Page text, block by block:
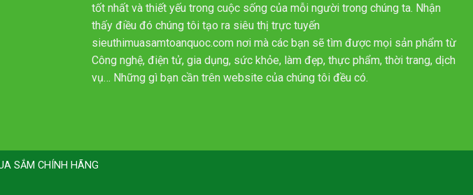
tốt nhất và thiết yếu trong cuộc sống của mỗi người trong chúng ta. Nhận
thấy điều đó chúng tôi tạo ra siêu thị trực tuyến
sieuthimuasamtoanquoc.com nơi mà các bạn sẽ tìm được mọi sản phẩm từ
Công nghệ, điện tử, gia dụng, sức khỏe, làm đẹp, thực phẩm, thời trang, dịch
vụ… Những gì bạn cần trên website của chúng tôi đều có.
SẮM CHÍNH HÃNG